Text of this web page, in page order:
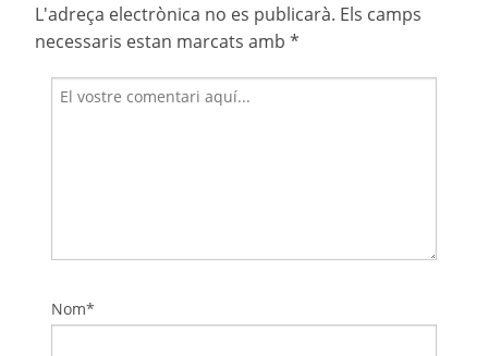
L'adreça electrònica no es publicarà. Els camps
necessaris estan marcats amb *
Nom*